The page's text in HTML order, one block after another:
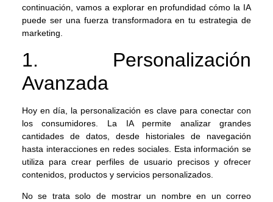
continuación, vamos a explorar en profundidad cómo la IA
puede ser una fuerza transformadora en tu estrategia de
marketing.
1. Personalización
Avanzada
Hoy en día, la personalización es clave para conectar con
los consumidores. La IA permite analizar grandes
cantidades de datos, desde historiales de navegación
hasta interacciones en redes sociales. Esta información se
utiliza para crear perfiles de usuario precisos y ofrecer
contenidos, productos y servicios personalizados.
No se trata solo de mostrar un nombre en un correo